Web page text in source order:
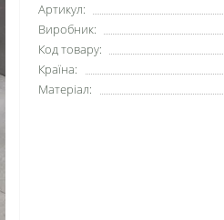
Артикул:
Виробник:
Код товару:
Країна:
Матеріал: